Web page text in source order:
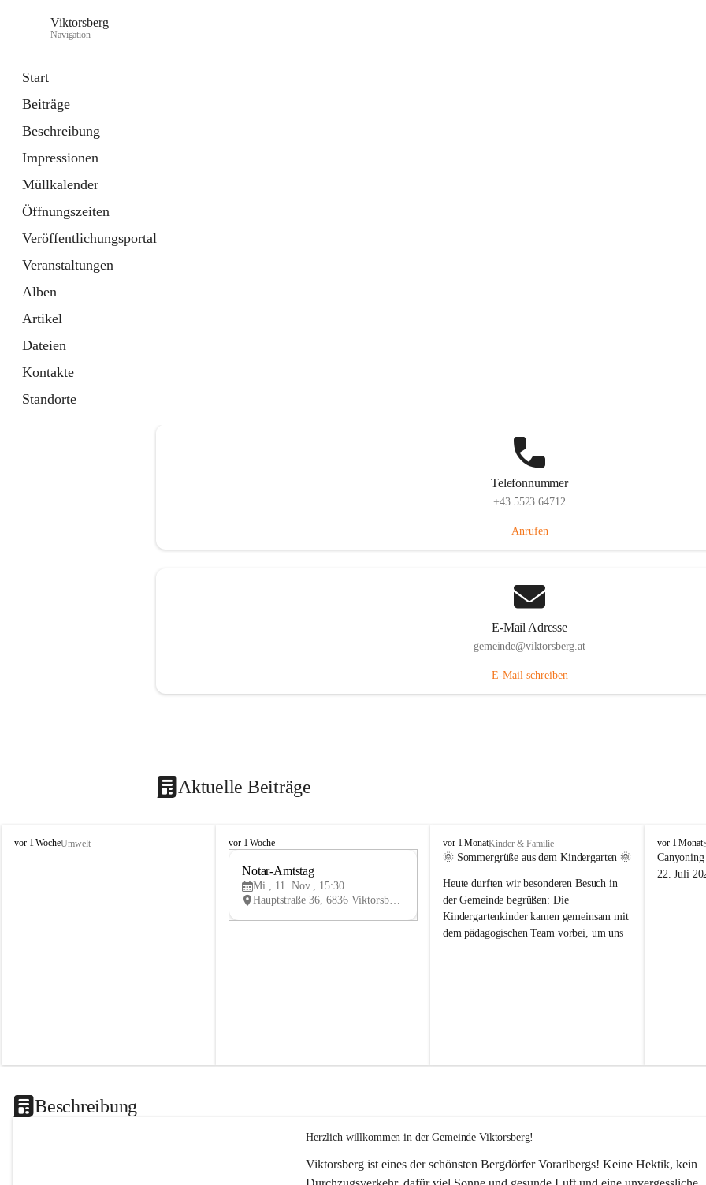
Viktorsberg
Navigation
Start
Beiträge
Beschreibung
Impressionen
Müllkalender
Öffnungszeiten
Veröffentlichungsportal
Veranstaltungen
Alben
Artikel
Dateien
Kontakte
Standorte
Telefonnummer
+43 5523 64712
Anrufen
E-Mail Adresse
gemeinde@viktorsberg.at
E-Mail schreiben
Aktuelle Beiträge
V
vor 1 WocheUmwelt
V
vor 1 Woche
V
Notar-Amtstag
Mi., 11. Nov., 15:30
Hauptstraße 36, 6836 Viktorsberg, AUT
V
i
t
o
r
s
vor 1 MonatKinder & Familie
🌞 Sommergrüße aus dem Kindergarten 🌞
Heute durften wir besonderen Besuch in
der Gemeinde begrüßen: Die
Kindergartenkinder kamen gemeinsam mit
dem pädagogischen Team vorbei, um uns
V
i
k
vor 1 Monat
22. Juli
Beschreibung
Herzlich willkommen in der Gemeinde Viktorsberg!
Viktorsberg ist eines der schönsten Bergdörfer Vorarlbergs! Keine Hektik, kein